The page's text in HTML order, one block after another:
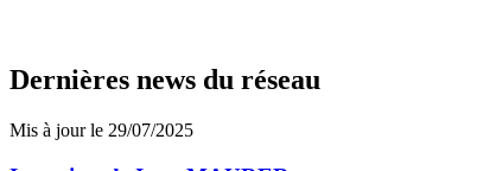
Dernières news du réseau
Mis à jour le 29/07/2025